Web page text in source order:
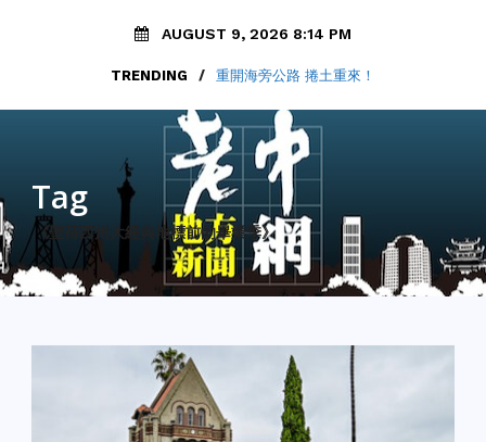
AUGUST 9, 2026 8:14 PM
TRENDING / 重開海旁公路 捲土重來！
Tag
《聖荷西州大經典地標前的畢業季》